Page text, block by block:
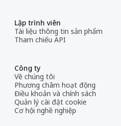
Lập trình viên
Tài liệu thông tin sản phẩm
Tham chiếu API
Công ty
Về chúng tôi
Phương châm hoạt động
Điều khoản và chính sách
Quản lý cài đặt cookie
Cơ hội nghề nghiệp